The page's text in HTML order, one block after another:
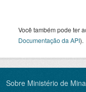
Você também pode ter
Documentação da API).
Sobre Ministério de